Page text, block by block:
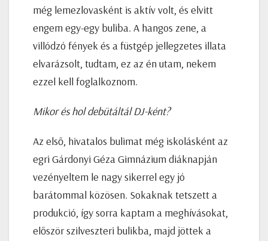
még lemezlovasként is aktív volt, és elvitt
engem egy-egy buliba. A hangos zene, a
villódzó fények és a füstgép jellegzetes illata
elvarázsolt, tudtam, ez az én utam, nekem
ezzel kell foglalkoznom.
Mikor és hol debütáltál DJ-ként?
Az első, hivatalos bulimat még iskolásként az
egri Gárdonyi Géza Gimnázium diáknapján
vezényeltem le nagy sikerrel egy jó
barátommal közösen. Sokaknak tetszett a
produkció, így sorra kaptam a meghívásokat,
először szilveszteri bulikba, majd jöttek a